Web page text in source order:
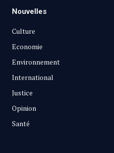
Nouvelles
Culture
Economie
Environnement
International
Justice
Opinion
Santé